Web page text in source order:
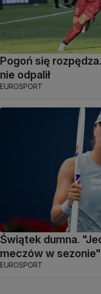
Pogoń się
nie odpalił
EUROSPORT
Świątek dumna.
meczów w sezonie"
EUROSPORT